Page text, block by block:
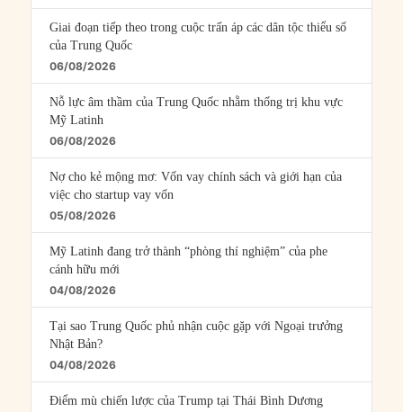
Giai đoạn tiếp theo trong cuộc trấn áp các dân tộc thiểu số
của Trung Quốc
06/08/2026
Nỗ lực âm thầm của Trung Quốc nhằm thống trị khu vực
Mỹ Latinh
06/08/2026
Nợ cho kẻ mộng mơ: Vốn vay chính sách và giới hạn của
việc cho startup vay vốn
05/08/2026
Mỹ Latinh đang trở thành “phòng thí nghiệm” của phe
cánh hữu mới
04/08/2026
Tại sao Trung Quốc phủ nhận cuộc gặp với Ngoại trưởng
Nhật Bản?
04/08/2026
Điểm mù chiến lược của Trump tại Thái Bình Dương